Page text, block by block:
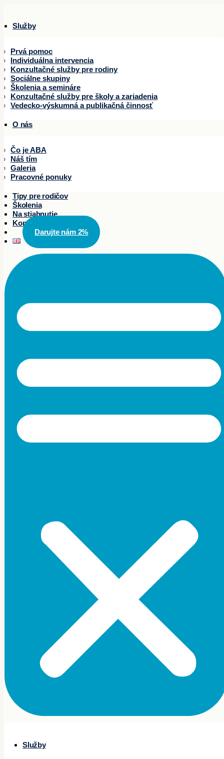
Služby
Prvá pomoc
Individuálna intervencia
Konzultačné služby pre rodiny
Sociálne skupiny
Školenia a semináre
Konzultačné služby pre školy a zariadenia
Vedecko-výskumná a publikačná činnosť
O nás
Čo je ABA
Náš tím
Galeria
Pracovné ponuky
Tipy pre rodičov
Školenia
Na stiahnutie
Kontakty
Darujte nám 2%
Služby